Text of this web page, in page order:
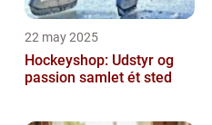
22 may 2025
Hockeyshop: Udstyr og
passion samlet ét sted